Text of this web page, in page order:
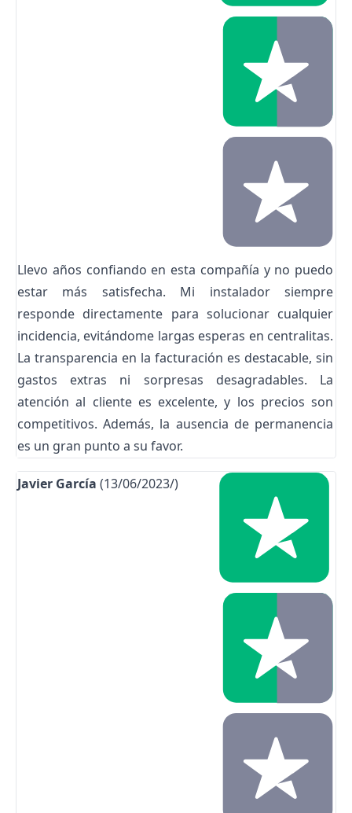
Llevo años confiando en esta compañía y no puedo
estar más satisfecha. Mi instalador siempre
responde directamente para solucionar cualquier
incidencia, evitándome largas esperas en centralitas.
La transparencia en la facturación es destacable, sin
gastos extras ni sorpresas desagradables. La
atención al cliente es excelente, y los precios son
competitivos. Además, la ausencia de permanencia
es un gran punto a su favor.
Javier García (13/06/2023/)